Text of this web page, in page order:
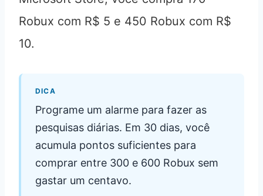
Robux com R$ 5 e 450 Robux com R$
10.
DICA
Programe um alarme para fazer as
pesquisas diárias. Em 30 dias, você
acumula pontos suficientes para
comprar entre 300 e 600 Robux sem
gastar um centavo.